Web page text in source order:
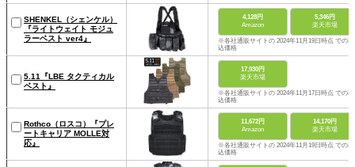
SHENKEL（シェンケル）
『ライトウェイト モジュ
ラーベスト ver4』
4,128円
Amazon
5,346円
楽天市場
※各社通販サイトの 2024年11月19日時点 での税
込価格
5.11『LBE タクティカル
ベスト』
17,930円
楽天市場
※各社通販サイトの 2024年11月17日時点 での税
込価格
Rothco（ロスコ）『プレ
ートキャリア MOLLE対
応』
11,672円
Amazon
14,170円
楽天市場
※各社通販サイトの 2024年11月19日時点 での税
込価格